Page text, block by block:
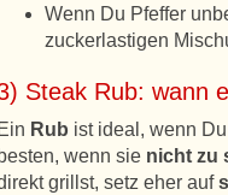
Wenn Du Pfeffer
zuckerlastigen
Steak Rub: wann
Ein Rub ist ideal, wenn
besten, wenn sie nicht zu
grillst, setz eher auf